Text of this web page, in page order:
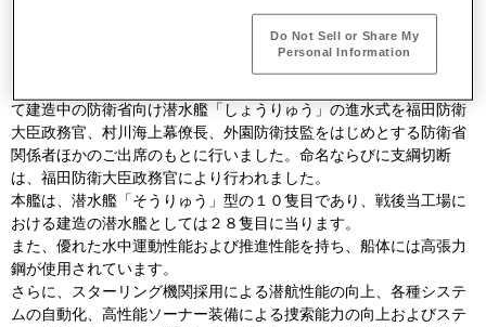
て建造中の防衛省向け潜水艦「しょうりゅう」の進水式を福田防衛
大臣政務官、村川海上幕僚長、外園防衛技監をはじめとする防衛省
関係者ほかのご出席のもとに行いました。命名ならびに支綱切断
は、福田防衛大臣政務官により行われました。
本艦は、潜水艦「そうりゅう」型の１０隻目であり、戦後当工場に
おける建造の潜水艦としては２８隻目に当ります。
また、優れた水中運動性能および推進性能を持ち、船体には高張力
鋼が使用されています。
さらに、スターリング機関採用による潜航性能の向上、各種システ
ムの自動化、高性能ソーナー装備による捜索能力の向上およびステ
Do Not Sell or Share My
Personal Information